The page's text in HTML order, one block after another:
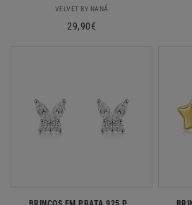
Fornecedor:
VELVET BY NANÁ
Preço
29,90€